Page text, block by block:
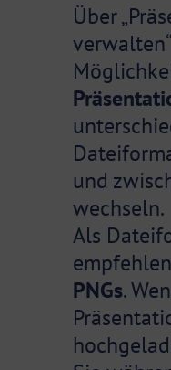
Über
und
wechseln.
Als
PNGs.